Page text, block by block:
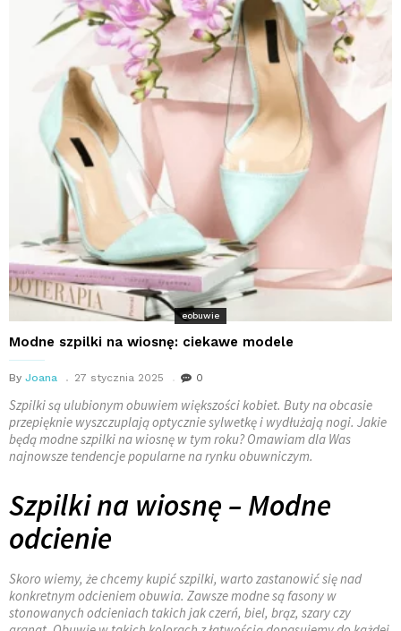
eobuwie
Modne szpilki na wiosnę: ciekawe modele
By Joana 27 stycznia 2025 0
Szpilki są ulubionym obuwiem większości kobiet. Buty na obcasie
przepięknie wyszczuplają optycznie sylwetkę i wydłużają nogi. Jakie
będą modne szpilki na wiosnę w tym roku? Omawiam dla Was
najnowsze tendencje popularne na rynku obuwniczym.
Szpilki na wiosnę – Modne
odcienie
Skoro wiemy, że chcemy kupić szpilki, warto zastanowić się nad
konkretnym odcieniem obuwia. Zawsze modne są fasony w
stonowanych odcieniach takich jak czerń, biel, brąz, szary czy